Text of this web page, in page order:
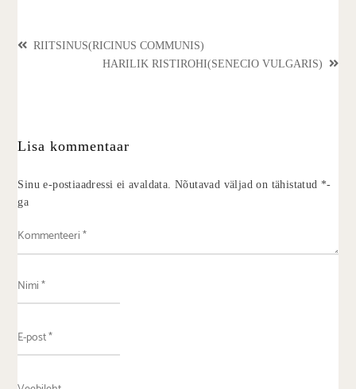
RIITSINUS(RICINUS COMMUNIS)
HARILIK RISTIROHI(SENECIO VULGARIS)
Lisa kommentaar
Sinu e-postiaadressi ei avaldata. Nõutavad väljad on tähistatud *-
ga